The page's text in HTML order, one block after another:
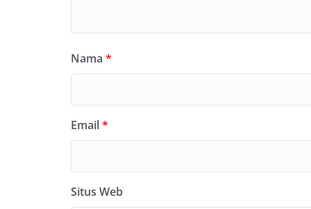
Nama *
Email*
Situs Web